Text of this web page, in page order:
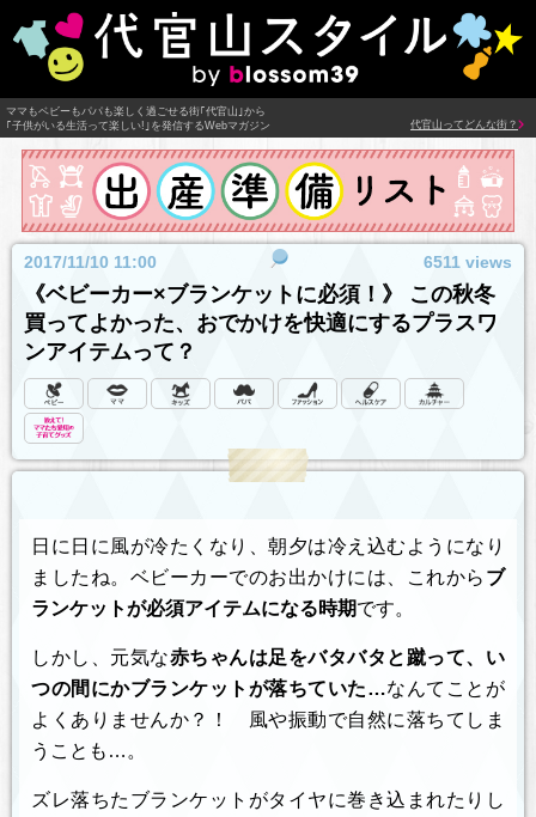
ママもベビーもパパも楽しく過ごせる街｢代官山｣から
｢子供がいる生活って楽しい!｣を発信するWebマガジン
代官山ってどんな街？
2017/11/10 11:00 6511 views
《ベビーカー×ブランケットに必須！》 この秋冬
買ってよかった、おでかけを快適にするプラスワ
ンアイテムって？
日に日に風が冷たくなり、朝夕は冷え込むようになり
ましたね。ベビーカーでのお出かけには、これから ブ
ランケットが必須アイテムになる時期です。
しかし、元気な赤ちゃんは足をバタバタと蹴って、い
つの間にかブランケットが落ちていた…なんてことが
よくありませんか？！ 風や振動で自然に落ちてしま
うことも…。
ズレ落ちたブランケットがタイヤに巻き込まれたりし